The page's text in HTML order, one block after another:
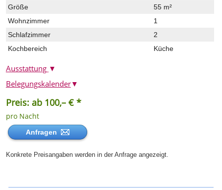
Größe
55 m²
Wohnzimmer
1
Schlafzimmer
2
Kochbereich
Küche
Ausstattung ▼
Preis: ab 100,– € *
pro Nacht
Anfragen
Konkrete Preisangaben werden in der Anfrage angezeigt.
Belegungskalender▼